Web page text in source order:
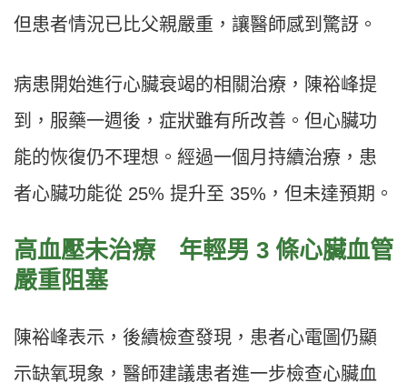
但患者情況已比父親嚴重，讓醫師感到驚訝。
病患開始進行心臟衰竭的相關治療，陳裕峰提
到，服藥一週後，症狀雖有所改善。但心臟功
能的恢復仍不理想。經過一個月持續治療，患
者心臟功能從 25% 提升至 35%，但未達預期。
高血壓未治療 年輕男 3 條心臟血管
嚴重阻塞
陳裕峰表示，後續檢查發現，患者心電圖仍顯
示缺氧現象，醫師建議患者進一步檢查心臟血